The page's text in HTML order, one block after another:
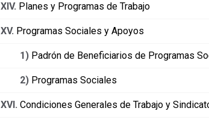
XIV. Planes y Programas de Trabajo
XV. Programas Sociales y Apoyos
1) Padrón de Beneficiarios de Programas
2) Programas Sociales
XVI. Condiciones Generales de Trabajo y